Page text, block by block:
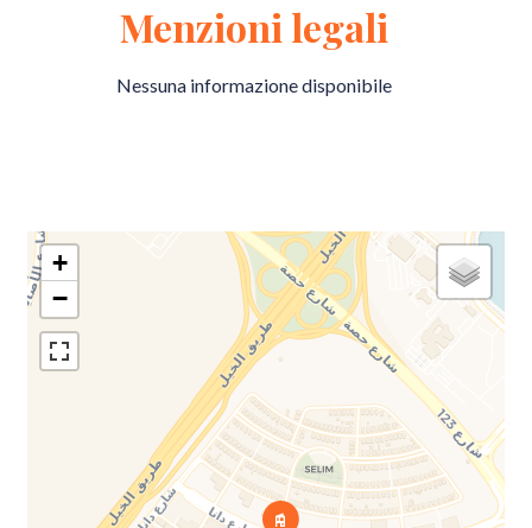
Menzioni legali
Nessuna informazione disponibile
+
−